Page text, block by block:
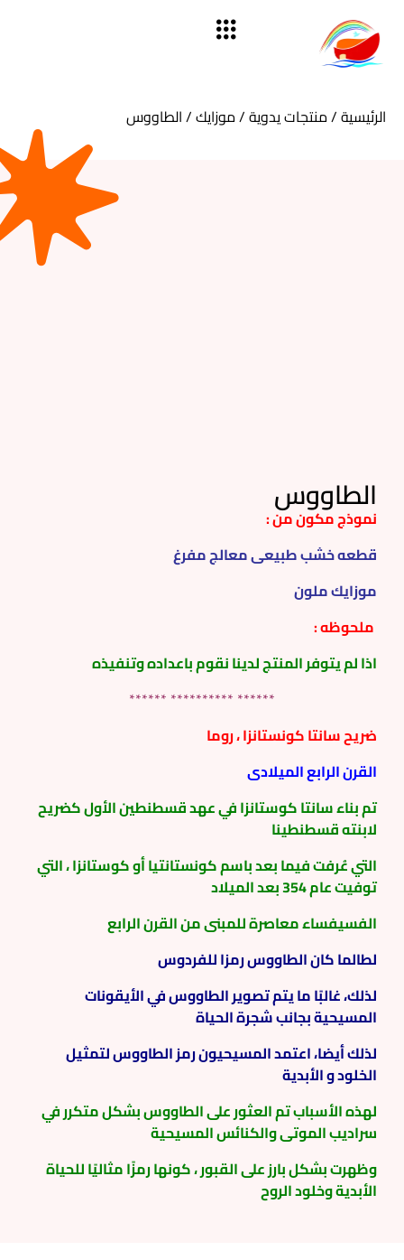
الرئيسية/منتجات يدوية/موزايك/ الطاووس
الطاووس
نموذج مكون من :
قطعه خشب طبيعى معالج مفرغ
موزايك ملون
ملحوظه :
اذا لم يتوفر المنتج لدينا نقوم باعداده وتنفيذه
****** ********** ******
ضريح سانتا كونستانزا ، روما
القرن الرابع الميلادى
تم بناء سانتا كوستانزا في عهد قسطنطين الأول كضريح
لابنته قسطنطينا
التي عُرفت فيما بعد باسم كونستانتيا أو كوستانزا ، التي
توفيت عام 354 بعد الميلاد
الفسيفساء معاصرة للمبنى من القرن الرابع
لطالما كان الطاووس رمزا للفردوس
لذلك، غالبًا ما يتم تصوير الطاووس في الأيقونات
المسيحية بجانب شجرة الحياة
لذلك أيضا، اعتمد المسيحيون رمز الطاووس لتمثيل
الخلود و الأبدية
لهذه الأسباب تم العثور على الطاووس بشكل متكرر في
سراديب الموتى والكنائس المسيحية
وظهرت بشكل بارز على القبور ، كونها رمزًا مثاليًا للحياة
الأبدية وخلود الروح